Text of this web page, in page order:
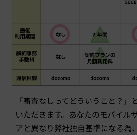
「審査なしってどういうこと？」
いただきます。あなたのモバイル
アと異なり弊社独自基準になる為